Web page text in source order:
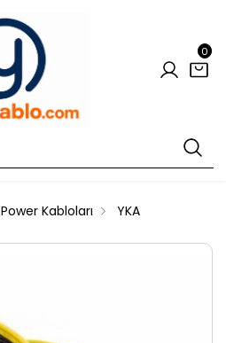
0
Power Kabloları YKA